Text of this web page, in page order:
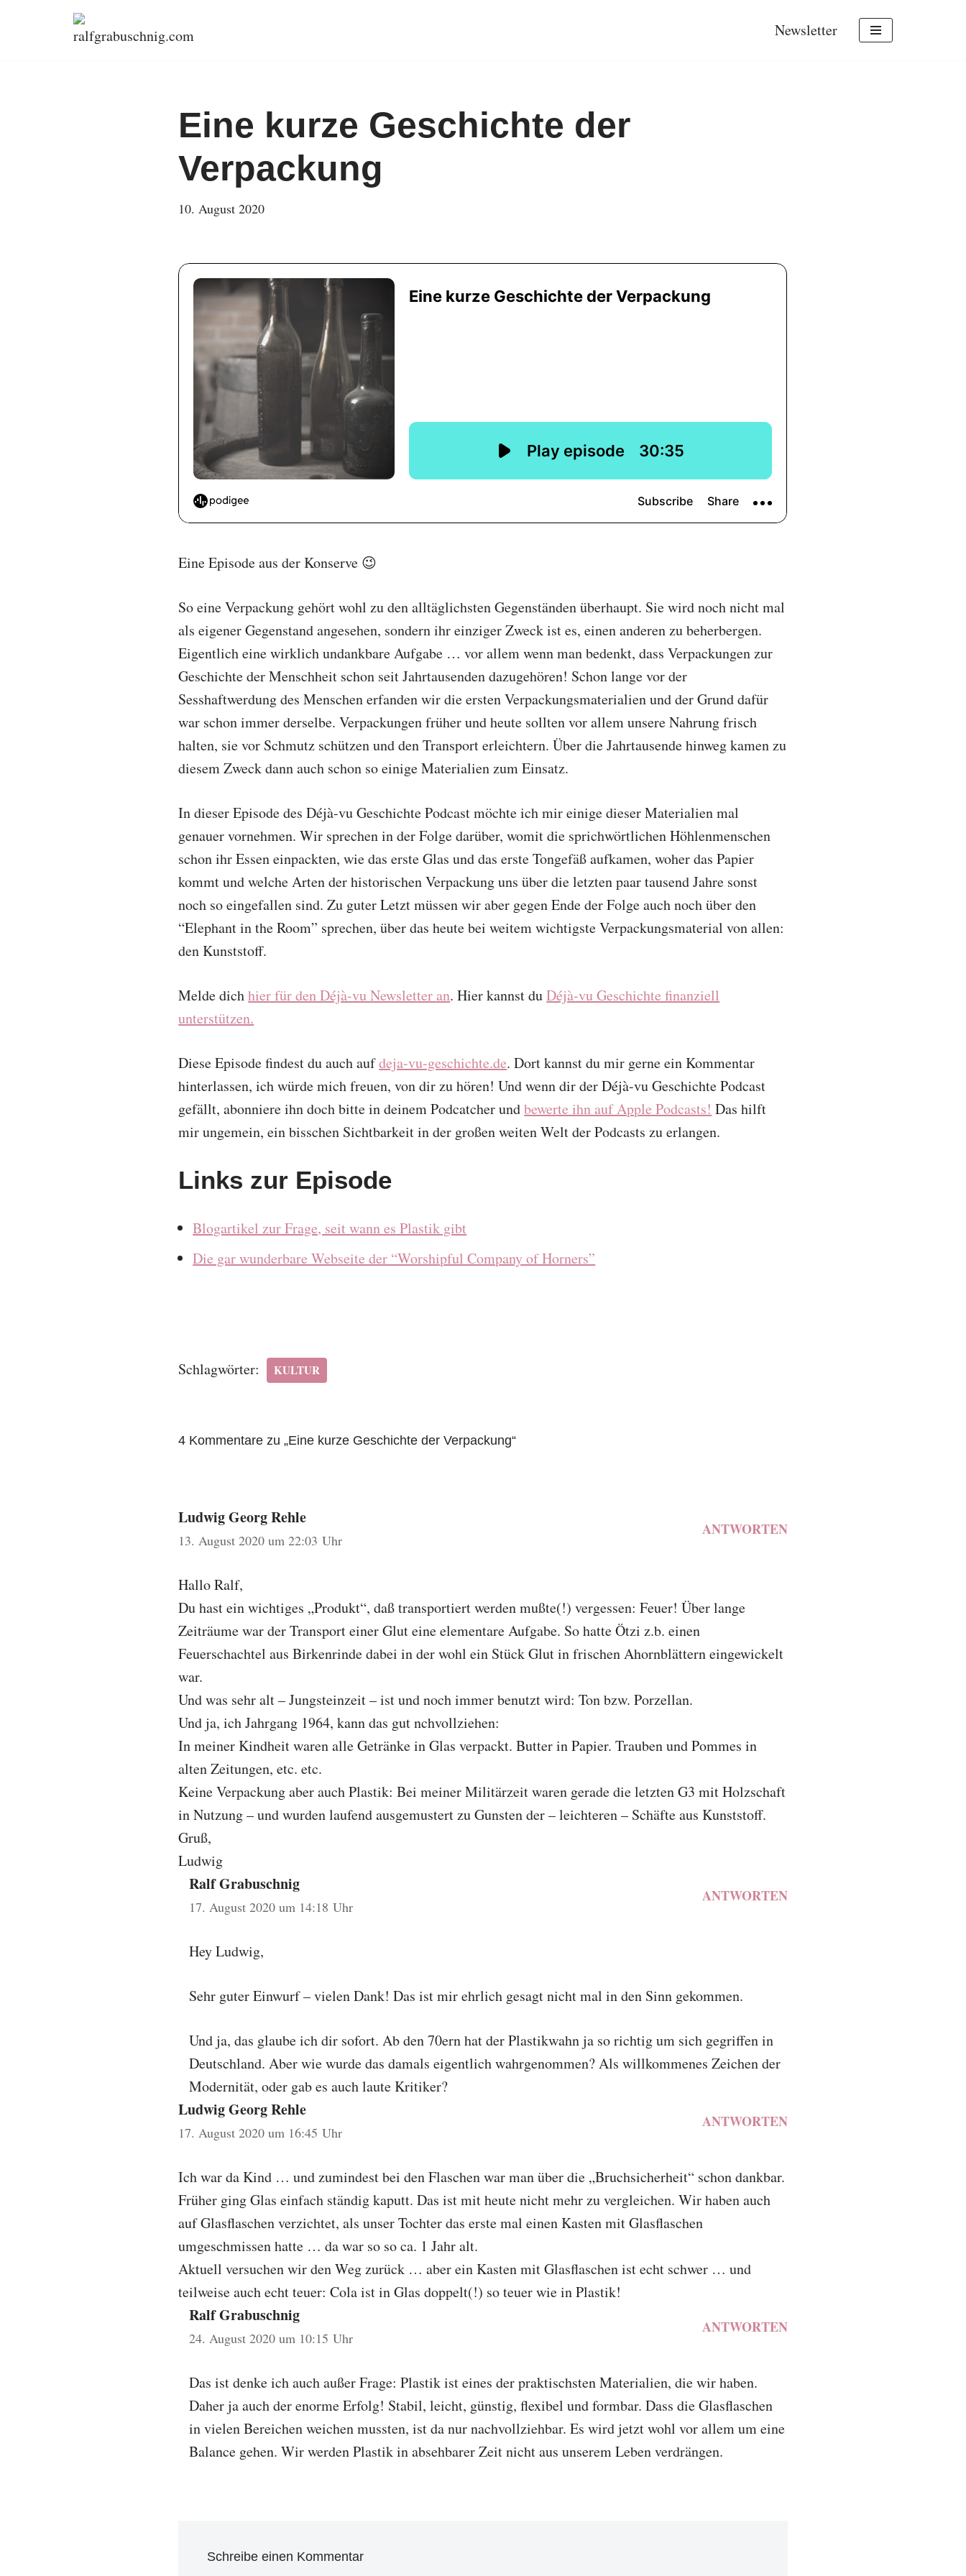
Newsletter
Eine kurze Geschichte der
Verpackung
10. August 2020
Eine Episode aus der Konserve 😉
So eine Verpackung gehört wohl zu den alltäglichsten Gegenständen überhaupt. Sie wird noch nicht mal
als eigener Gegenstand angesehen, sondern ihr einziger Zweck ist es, einen anderen zu beherbergen.
Eigentlich eine wirklich undankbare Aufgabe … vor allem wenn man bedenkt, dass Verpackungen zur
Geschichte der Menschheit schon seit Jahrtausenden dazugehören! Schon lange vor der
Sesshaftwerdung des Menschen erfanden wir die ersten Verpackungsmaterialien und der Grund dafür
war schon immer derselbe. Verpackungen früher und heute sollten vor allem unsere Nahrung frisch
halten, sie vor Schmutz schützen und den Transport erleichtern. Über die Jahrtausende hinweg kamen zu
diesem Zweck dann auch schon so einige Materialien zum Einsatz.
In dieser Episode des Déjà-vu Geschichte Podcast möchte ich mir einige dieser Materialien mal
genauer vornehmen. Wir sprechen in der Folge darüber, womit die sprichwörtlichen Höhlenmenschen
schon ihr Essen einpackten, wie das erste Glas und das erste Tongefäß aufkamen, woher das Papier
kommt und welche Arten der historischen Verpackung uns über die letzten paar tausend Jahre sonst
noch so eingefallen sind. Zu guter Letzt müssen wir aber gegen Ende der Folge auch noch über den
“Elephant in the Room” sprechen, über das heute bei weitem wichtigste Verpackungsmaterial von allen:
den Kunststoff.
Melde dichhier für den Déjà-vu Newsletter an. Hier kannst duDéjà-vu Geschichte finanziell
unterstützen.
Diese Episode findest du auch aufdeja-vu-geschichte.de. Dort kannst du mir gerne ein Kommentar
hinterlassen, ich würde mich freuen, von dir zu hören! Und wenn dir der Déjà-vu Geschichte Podcast
gefällt, abonniere ihn doch bitte in deinem Podcatcher undbewerte ihn auf Apple Podcasts! Das hilft
mir ungemein, ein bisschen Sichtbarkeit in der großen weiten Welt der Podcasts zu erlangen.
Links zur Episode
Blogartikel zur Frage, seit wann es Plastik gibt
Die gar wunderbare Webseite der “Worshipful Company of Horners”
Schlagwörter: KULTUR
4 Kommentare zu „Eine kurze Geschichte der Verpackung“
Ludwig Georg Rehle
13. August 2020 um 22:03 Uhr
ANTWORTEN
Hallo Ralf,
Du hast ein wichtiges „Produkt“, daß transportiert werden mußte(!) vergessen: Feuer! Über lange
Zeiträume war der Transport einer Glut eine elementare Aufgabe. So hatte Ötzi z.b. einen
Feuerschachtel aus Birkenrinde dabei in der wohl ein Stück Glut in frischen Ahornblättern eingewickelt
war.
Und was sehr alt – Jungsteinzeit – ist und noch immer benutzt wird: Ton bzw. Porzellan.
Und ja, ich Jahrgang 1964, kann das gut nchvollziehen:
In meiner Kindheit waren alle Getränke in Glas verpackt. Butter in Papier. Trauben und Pommes in
alten Zeitungen, etc. etc.
Keine Verpackung aber auch Plastik: Bei meiner Militärzeit waren gerade die letzten G3 mit Holzschaft
in Nutzung – und wurden laufend ausgemustert zu Gunsten der – leichteren – Schäfte aus Kunststoff.
Gruß,
Ludwig
Ralf Grabuschnig
17. August 2020 um 14:18 Uhr
ANTWORTEN
Hey Ludwig,
Sehr guter Einwurf – vielen Dank! Das ist mir ehrlich gesagt nicht mal in den Sinn gekommen.
Und ja, das glaube ich dir sofort. Ab den 70ern hat der Plastikwahn ja so richtig um sich gegriffen in
Deutschland. Aber wie wurde das damals eigentlich wahrgenommen? Als willkommenes Zeichen der
Modernität, oder gab es auch laute Kritiker?
Ludwig Georg Rehle
17. August 2020 um 16:45 Uhr
ANTWORTEN
Ich war da Kind … und zumindest bei den Flaschen war man über die „Bruchsicherheit“ schon dankbar.
Früher ging Glas einfach ständig kaputt. Das ist mit heute nicht mehr zu vergleichen. Wir haben auch
auf Glasflaschen verzichtet, als unser Tochter das erste mal einen Kasten mit Glasflaschen
umgeschmissen hatte … da war so so ca. 1 Jahr alt.
Aktuell versuchen wir den Weg zurück … aber ein Kasten mit Glasflaschen ist echt schwer … und
teilweise auch echt teuer: Cola ist in Glas doppelt(!) so teuer wie in Plastik!
Ralf Grabuschnig
24. August 2020 um 10:15 Uhr
ANTWORTEN
Das ist denke ich auch außer Frage: Plastik ist eines der praktischsten Materialien, die wir haben.
Daher ja auch der enorme Erfolg! Stabil, leicht, günstig, flexibel und formbar. Dass die Glasflaschen
in vielen Bereichen weichen mussten, ist da nur nachvollziehbar. Es wird jetzt wohl vor allem um eine
Balance gehen. Wir werden Plastik in absehbarer Zeit nicht aus unserem Leben verdrängen.
Schreibe einen Kommentar